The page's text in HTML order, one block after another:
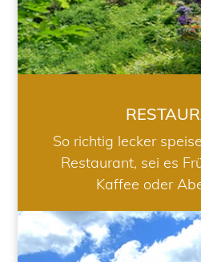
So richtig lecker
Restaurant, sei es
Kaffee oder